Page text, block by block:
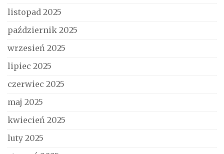
listopad 2025
październik 2025
wrzesień 2025
lipiec 2025
czerwiec 2025
maj 2025
kwiecień 2025
luty 2025